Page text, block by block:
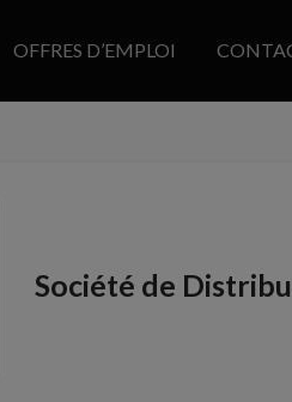
OFFRES D’EMPLOI
Société de